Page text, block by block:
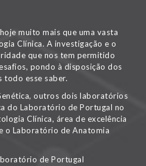
muito mais que uma vasta
Clínica. A investigação e o
que nos tem permitido
pondo à disposição dos
todo esse saber.
outros dois laboratórios
do Laboratório de Portugal no
Clínica, área de excelência
o Laboratório de Anatomia
de Portugal